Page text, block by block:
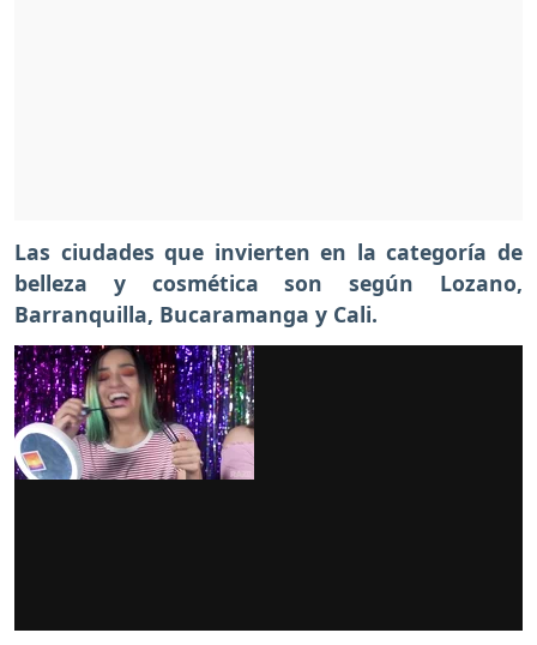
Las ciudades que invierten en la categoría de
belleza y cosmética son según Lozano,
Barranquilla, Bucaramanga y Cali.